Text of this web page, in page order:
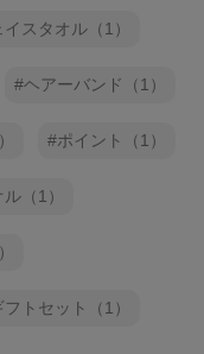
スタオル（1）
ヘアーバンド（1）
ポイント（1）
（1）
トセット（1）